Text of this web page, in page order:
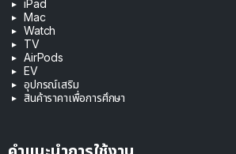
iPad
Mac
Watch
TV
AirPods
EV
อุปกรณ์เสริม
สินค้าราคาเพื่อการศึกษา